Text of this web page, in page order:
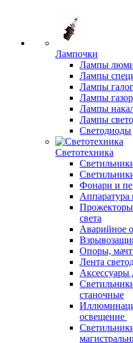
Лампочки
Лампы
Лампы
Лампы
Лампы
Лампы
Лампы
Светодиоды
Светотехника
Фонари и
Аппаратура
Прожекторы
света
Аварийное
Опоры,
Лента
Аксессуары
станочные
освещение